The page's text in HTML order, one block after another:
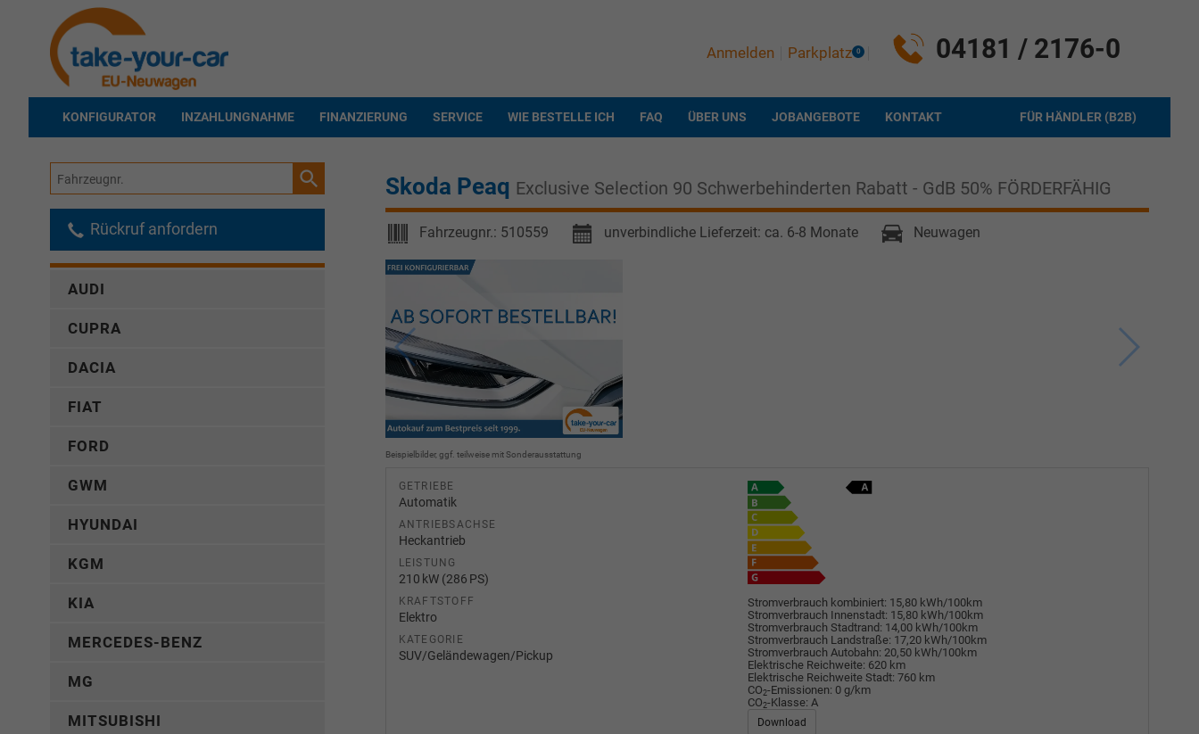
04181 / 2176-0
Anmelden Parkplatz 0
KONFIGURATOR INZAHLUNGNAHME FINANZIERUNG SERVICE WIE BESTELLE ICH FAQ ÜBER UNS JOBANGEBOTE FÜR HÄNDLER (B2B)
KONTAKT
Skoda Peaq Exclusive Selection 90 Schwerbehinderten Rabatt - GdB 50% FÖRDERFÄHIG
Fahrzeugnr.: 510559 unverbindliche Lieferzeit: ca. 6-8 Monate Neuwagen
Beispielbilder, ggf. teilweise mit Sonderausstattung
GETRIEBE
Automatik
ANTRIEBSACHSE
Heckantrieb
LEISTUNG
210 kW (286 PS)
KRAFTSTOFF
Elektro
KATEGORIE
SUV/Geländewagen/Pickup
Stromverbrauch kombiniert: 15,80 kWh/100km
Stromverbrauch Innenstadt: 15,80 kWh/100km
Stromverbrauch Stadtrand: 14,00 kWh/100km
Stromverbrauch Landstraße: 17,20 kWh/100km
Stromverbrauch Autobahn: 20,50 kWh/100km
Elektrische Reichweite: 620 km
Elektrische Reichweite Stadt: 760 km
CO2-Emissionen: 0 g/km
CO2-Klasse: A
Download
Fahrzeugnr.
Rückruf anfordern
AUDI
CUPRA
DACIA
FIAT
FORD
GWM
HYUNDAI
KGM
KIA
MERCEDES-BENZ
MG
MITSUBISHI